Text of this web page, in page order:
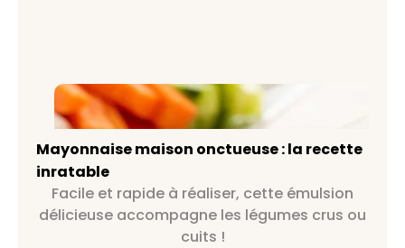
Mayonnaise maison onctueuse : la
recette inratable
Mayonnaise maison onctueuse : la recette
inratable
Facile et rapide à réaliser, cette émulsion
délicieuse accompagne les légumes crus ou
cuits !